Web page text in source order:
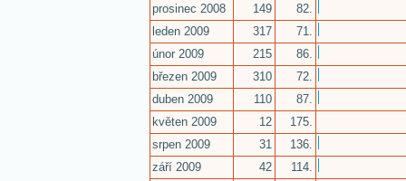
prosinec 2008
149
82.
leden 2009
317
71.
únor 2009
215
86.
březen 2009
310
72.
duben 2009
110
87.
květen 2009
12
175.
srpen 2009
31
136.
září 2009
42
114.